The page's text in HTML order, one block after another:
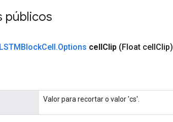
públicos
LSTMBlockCell.Options cellClip (Float cellClip)
Valor para recortar o valor 'cs'.